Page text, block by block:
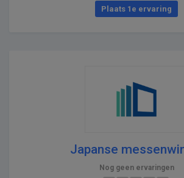
Plaats 1e ervaring
Japanse
Nog geen ervaringen